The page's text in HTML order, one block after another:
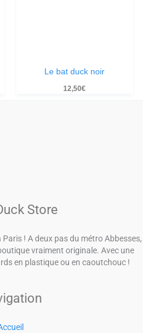
Le bat duck noir
12,50€
Store
! A deux pas du métro Abbesses,
vraiment originale. Avec une
en plastique ou en caoutchouc !